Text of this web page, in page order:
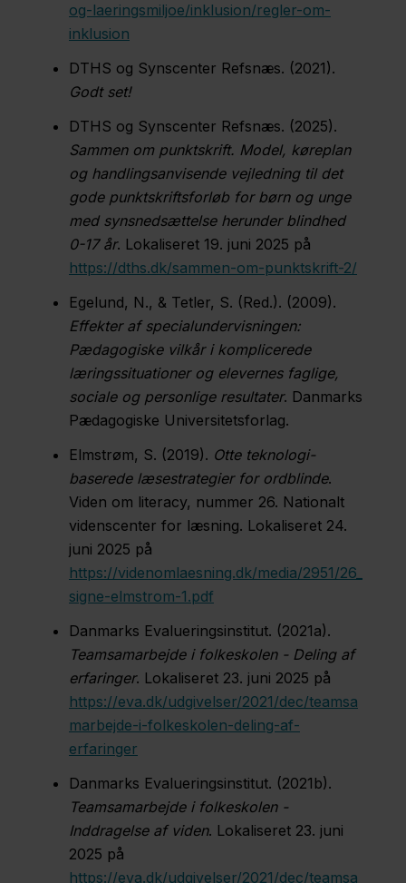
og-laeringsmiljoe/inklusion/regler-om-
inklusion
DTHS og Synscenter Refsnæs. (2021).
Godt set!
DTHS og Synscenter Refsnæs. (2025).
Sammen om punktskrift. Model, køreplan
og handlingsanvisende vejledning til det
gode punktskriftsforløb for børn og unge
med synsnedsættelse herunder blindhed
0-17 år. Lokaliseret 19. juni 2025 på
https://dths.dk/sammen-om-punktskrift-2/
Egelund, N., & Tetler, S. (Red.). (2009).
Effekter af specialundervisningen:
Pædagogiske vilkår i komplicerede
læringssituationer og elevernes faglige,
sociale og personlige resultater. Danmarks
Pædagogiske Universitetsforlag.
Elmstrøm, S. (2019). Otte teknologi-
baserede læsestrategier for ordblinde.
Viden om literacy, nummer 26. Nationalt
videnscenter for læsning. Lokaliseret 24.
juni 2025 på
https://videnomlaesning.dk/media/2951/26_
signe-elmstrom-1.pdf
Danmarks Evalueringsinstitut. (2021a).
Teamsamarbejde i folkeskolen - Deling af
erfaringer. Lokaliseret 23. juni 2025 på
https://eva.dk/udgivelser/2021/dec/teamsa
marbejde-i-folkeskolen-deling-af-
erfaringer
Danmarks Evalueringsinstitut. (2021b).
Teamsamarbejde i folkeskolen -
Inddragelse af viden. Lokaliseret 23. juni
2025 på
https://eva.dk/udgivelser/2021/dec/teamsa